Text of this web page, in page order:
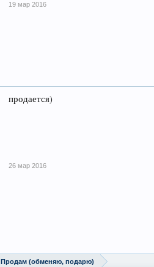
19 мар 2016
продается)
26 мар 2016
Продам (обменяю, подарю)